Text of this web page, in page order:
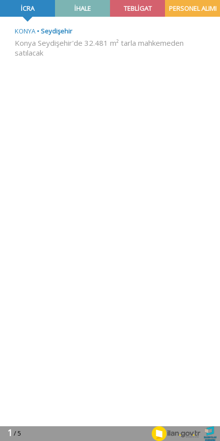
İCRA İHALE TEBLİGAT PERSONEL ALIMI
KONYA Seydişehir
Konya Seydişehir'de 32.481 m² tarla mahkemeden
satılacak
1 / 5